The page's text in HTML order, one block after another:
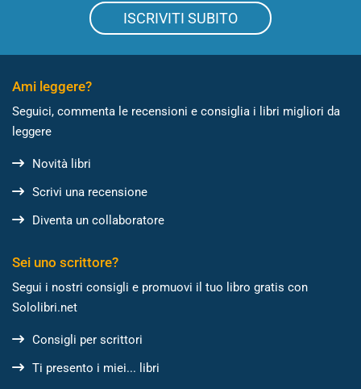
ISCRIVITI SUBITO
Ami leggere?
Seguici, commenta le recensioni e consiglia i libri migliori da
leggere
Novità libri
Scrivi una recensione
Diventa un collaboratore
Sei uno scrittore?
Segui i nostri consigli e promuovi il tuo libro gratis con
Sololibri.net
Consigli per scrittori
Ti presento i miei... libri